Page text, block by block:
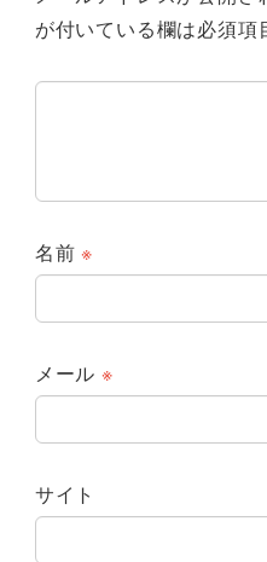
が付いている欄は必須項
名前※
メール ※
サイト